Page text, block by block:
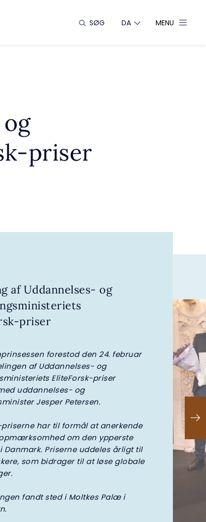
SØG DA MENU
priser
af Uddannelses- og
priser
forestod den 24. februar
af Uddannelses- og
EliteForsk-priser
uddannelses- og
Jesper Petersen.
priserne har til formål at anerkende
om den ypperste
Danmark. Priserne uddeles årligt til
som bidrager til at løse globale
fandt sted i Moltkes Palæ i